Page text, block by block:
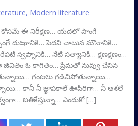
, Modern literature
ఈ నిరీక్షణ… యదలో పొంగే
దుఃఖానికి… పెదవి చాటున మౌనానికి…
స్వప్నానికి… నేటి సత్యానికి… క్షణక్షణం…
జీవితం ఓ కాగితం… ప్రేమతో నువ్వు చేసిన
గంటలు గడిచిపోతున్నాయి…
కానీ నీ జ్ఞాపకాలే ఊపిరిగా… నీ ఆశలే
బతికేస్తున్నా… ఎందుకో […]